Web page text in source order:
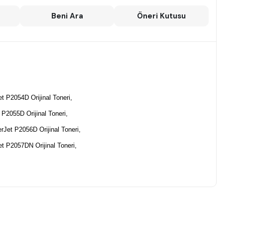
Beni Ara Öneri Kutusu
P2054D Orijinal Toneri,
Orijinal Toneri,
P2056D Orijinal Toneri,
P2057DN Orijinal Toneri,